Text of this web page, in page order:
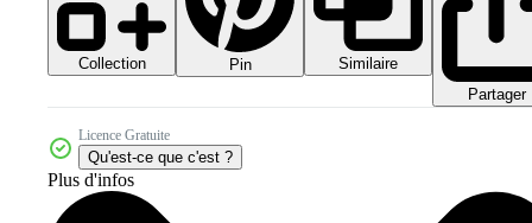
Collection Pin
Similaire
Partager
Licence Gratuite
Qu'est-ce que c'est ?
Plus d'infos